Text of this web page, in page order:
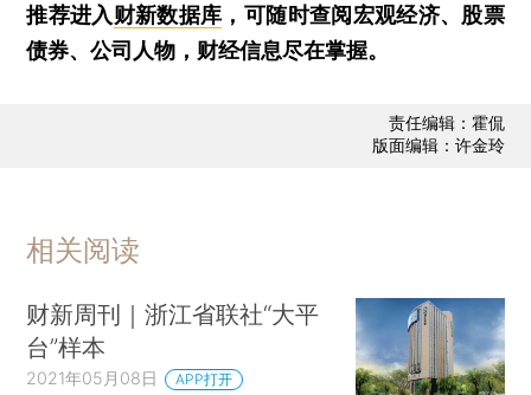
推荐进入财新数据库 ，可随时查阅宏观经济、股票
债券、公司人物，财经信息尽在掌握。
责任编辑：霍侃
版面编辑：许金玲
相关阅读
财新周刊｜浙江省联社“大平
台”样本
2021年05月08日 APP打开